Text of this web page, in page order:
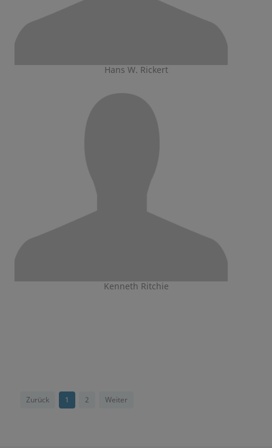
Hans W. Rickert
Kenneth Ritchie
Zurück 1 2 Weiter